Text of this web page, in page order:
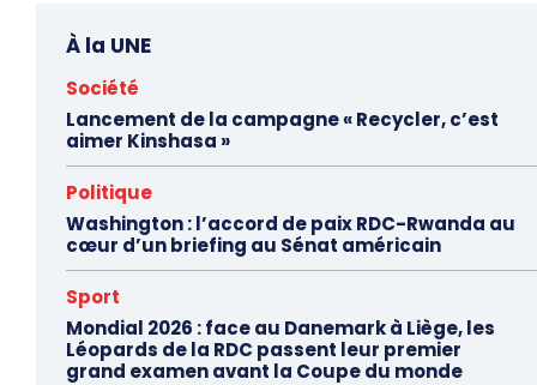
À la UNE
Société
Lancement de la campagne « Recycler, c’est
aimer Kinshasa »
Politique
Washington : l’accord de paix RDC-Rwanda au
cœur d’un briefing au Sénat américain
Sport
Mondial 2026 : face au Danemark à Liège, les
Léopards de la RDC passent leur premier
grand examen avant la Coupe du monde